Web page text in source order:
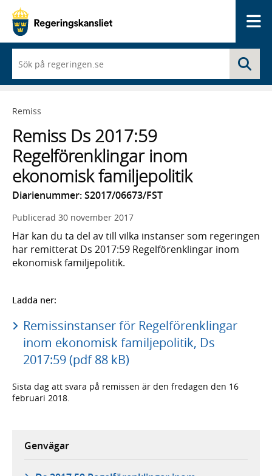
du
börjar
skriva
framträder
lista
med
sökförslag
Remiss
Remiss Ds 2017:59
Regelförenklingar inom
ekonomisk familjepolitik
Diarienummer: S2017/06673/FST
Publicerad 30 november 2017
Här kan du ta del av till vilka instanser som regeringen
har remitterat Ds 2017:59 Regelförenklingar inom
ekonomisk familjepolitik.
Ladda ner:
Remissinstanser för Regelförenklingar
inom ekonomisk familjepolitik, Ds
2017:59 (pdf 88 kB)
Sista dag att svara på remissen är den fredagen den 16
februari 2018.
Genvägar